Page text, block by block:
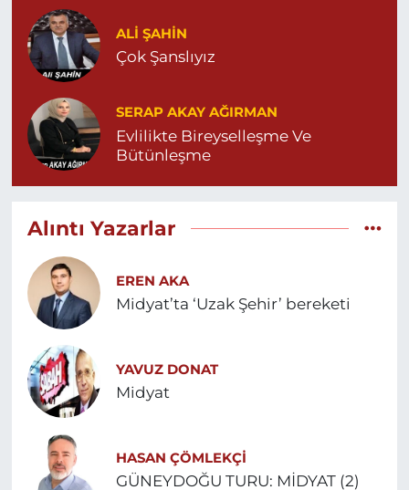
ALI ŞAHİN
Çok Şanslıyız
SERAP AKAY AĞIRMAN
Evlilikte Bireyselleşme Ve
Bütünleşme
Alıntı Yazarlar
EREN AKA
Midyat’ta ‘Uzak Şehir’ bereketi
YAVUZ DONAT
Midyat
HASAN ÇÖMLEKÇİ
GÜNEYDOĞU TURU: MİDYAT (2)